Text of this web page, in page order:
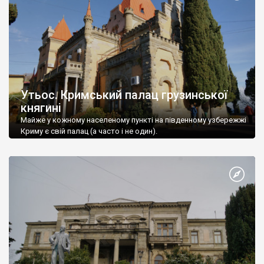
Утьос. Кримський палац грузинської
княгині
Майже у кожному населеному пункті на південному узбережжі
Криму є свій палац (а часто і не один).